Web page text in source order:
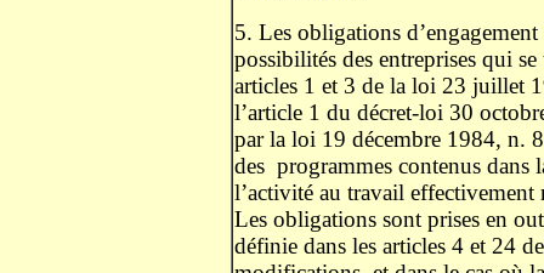
5. Les obligations
possibilités des entreprises qui
articles 1 et 3 de la loi 23 juillet
l’article 1 du décret-loi 30
par la loi 19 décembre 1984, n.
des programmes contenus dans
l’activité au travail effectivement
Les obligations sont prises en
définie dans les articles 4 et 24